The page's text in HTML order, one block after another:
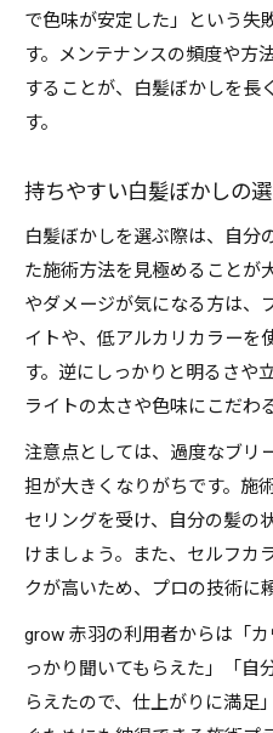
で色味が安定した」という失
す。メンテナンスの頻度や方
することが、白髪ぼかしを長
す。
持ちやすい白髪ぼかしの
白髪ぼかしを選ぶ際は、自分
た施術方法を見極めることが
やダメージが気になる方は、
イトや、低アルカリカラーを
す。逆にしっかりと明るさや
ライトの太さや色味にこだわ
注意点としては、過度なブリ
担が大きくなりがちです。施
セリングを受け、自分の髪の
けましょう。また、セルフカ
クが高いため、プロの技術に
grow 赤羽の利用者からは「
っかり聞いてもらえた」「自
らえたので、仕上がりに満足